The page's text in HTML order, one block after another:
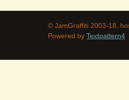
© JamGraffiti 2003-18.
Powered by Textpattern4